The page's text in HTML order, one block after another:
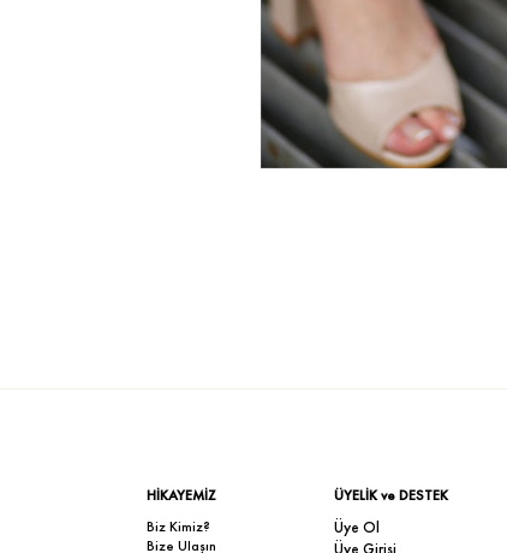
HİKAYEMİZ
Biz Kimiz?
Bize Ulaşın
ÜYELİK ve DESTEK
Üye Ol